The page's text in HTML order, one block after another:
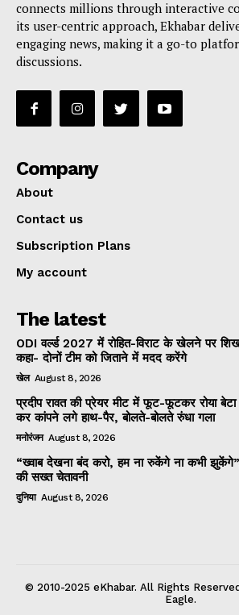
connects millions through interactive
its user-centric approach, Ekhabar
engaging news, making it a go-to
discussions.
Company
About
Contact us
Subscription Plans
My account
The latest
ODI वर्ल्ड 2027 में रोहित-विराट के खेलने पर
कहा- दोनों टीम को जिताने में मदद करेंगे
खेल August 8, 2026
प्रदीप रावत की प्रेयर मीट में फूट-फूटकर रोया बेटा
कर कांपने लगे हाथ-पैर, बोलते-बोलते रुंधा गला
मनोरंजन August 8, 2026
“ख्वाब देखना बंद करो, हम ना रुकेंगे ना कभी
की सख्त चेतावनी
दुनिया August 8, 2026
© 2010-2025 eKhabar. All Rights
Eagle.